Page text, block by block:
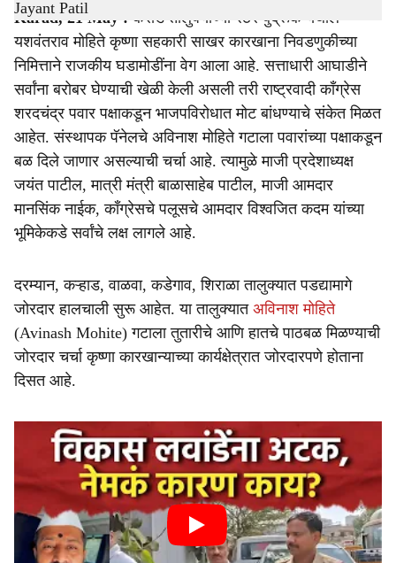
a
r
e
Karad, 21 May : कराड तालुक्याच्या रेठरे बुद्रूक येथील
यशवंतराव मोहिते कृष्णा सहकारी साखर कारखाना निवडणुकीच्या
निमित्ताने राजकीय घडामोडींना वेग आला आहे. सत्ताधारी आघाडीने
सर्वांना बरोबर घेण्याची खेळी केली असली तरी राष्ट्रवादी कॉंग्रेस
शरदचंद्र पवार पक्षाकडून भाजपविरोधात मोट बांधण्याचे संकेत मिळत
आहेत. संस्थापक पॅनेलचे अविनाश मोहिते गटाला पवारांच्या पक्षाकडून
बळ दिले जाणार असल्याची चर्चा आहे. त्यामुळे माजी प्रदेशाध्यक्ष
जयंत पाटील, मात्री मंत्री बाळासाहेब पाटील, माजी आमदार
मानसिंक नाईक, काँग्रेसचे पलूसचे आमदार विश्वजित कदम यांच्या
भूमिकेकडे सर्वांचे लक्ष लागले आहे.
दरम्यान, कऱ्हाड, वाळवा, कडेगाव, शिराळा तालुक्यात पडद्यामागे
जोरदार हालचाली सुरू आहेत. या तालुक्यात अविनाश मोहिते
(Avinash Mohite) गटाला तुतारीचे आणि हातचे पाठबळ मिळण्याची
जोरदार चर्चा कृष्णा कारखान्याच्या कार्यक्षेत्रात जोरदारपणे होताना
दिसत आहे.